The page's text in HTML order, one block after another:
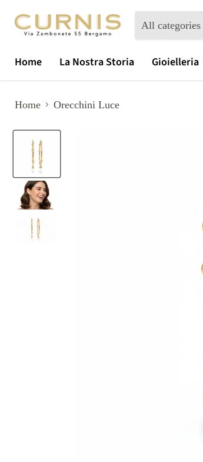
All categories
Home La Nostra Storia Gioielleria
Home Orecchini Luce